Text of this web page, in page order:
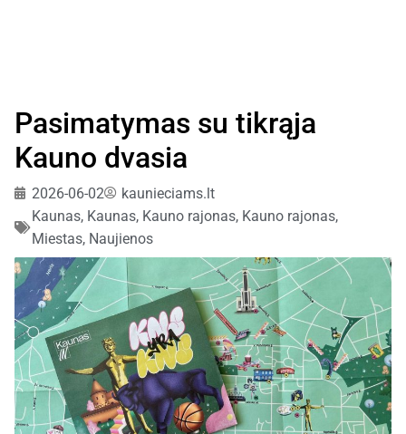
Pasimatymas su tikrąja
Kauno dvasia
2026-06-02
kaunieciams.lt
Kaunas, Kaunas, Kauno rajonas, Kauno rajonas,
Miestas, Naujienos